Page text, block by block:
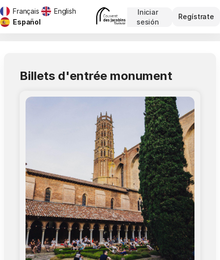
Français
English
IdiomaEspañol
DiálogoIniciar
sesión
Regístrate
Billets d'entrée monument